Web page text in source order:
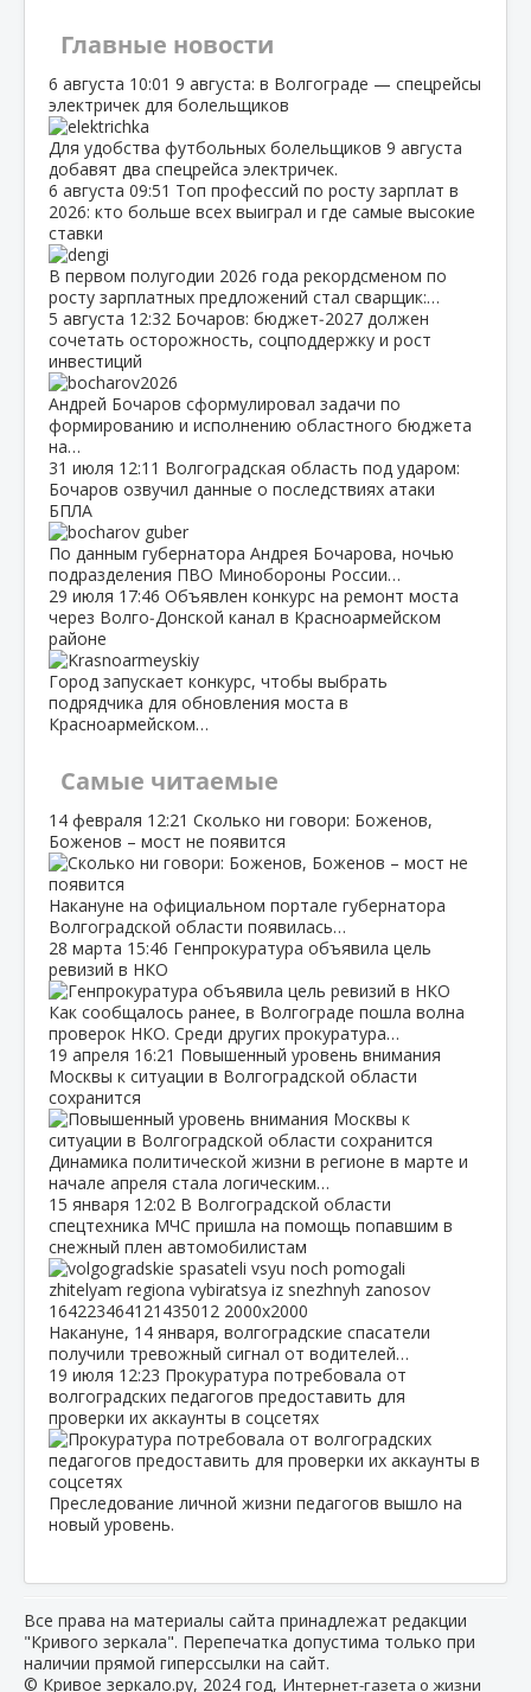
Главные новости
6 августа 10:01 9 августа: в Волгограде — спецрейсы
электричек для болельщиков
Для удобства футбольных болельщиков 9 августа
добавят два спецрейса электричек.
6 августа 09:51 Топ профессий по росту зарплат в
2026: кто больше всех выиграл и где самые высокие
ставки
В первом полугодии 2026 года рекордсменом по
росту зарплатных предложений стал сварщик:…
5 августа 12:32 Бочаров: бюджет‑2027 должен
сочетать осторожность, соцподдержку и рост
инвестиций
Андрей Бочаров сформулировал задачи по
формированию и исполнению областного бюджета
на…
31 июля 12:11 Волгоградская область под ударом:
Бочаров озвучил данные о последствиях атаки
БПЛА
По данным губернатора Андрея Бочарова, ночью
подразделения ПВО Минобороны России…
29 июля 17:46 Объявлен конкурс на ремонт моста
через Волго‑Донской канал в Красноармейском
районе
Город запускает конкурс, чтобы выбрать
подрядчика для обновления моста в
Красноармейском…
Самые читаемые
14 февраля 12:21 Сколько ни говори: Боженов,
Боженов – мост не появится
Накануне на официальном портале губернатора
Волгоградской области появилась…
28 марта 15:46 Генпрокуратура объявила цель
ревизий в НКО
Как сообщалось ранее, в Волгограде пошла волна
проверок НКО. Среди других прокуратура…
19 апреля 16:21 Повышенный уровень внимания
Москвы к ситуации в Волгоградской области
сохранится
Динамика политической жизни в регионе в марте и
начале апреля стала логическим…
15 января 12:02 В Волгоградской области
спецтехника МЧС пришла на помощь попавшим в
снежный плен автомобилистам
Накануне, 14 января, волгоградские спасатели
получили тревожный сигнал от водителей…
19 июля 12:23 Прокуратура потребовала от
волгоградских педагогов предоставить для
проверки их аккаунты в соцсетях
Преследование личной жизни педагогов вышло на
новый уровень.
Все права на материалы сайта принадлежат редакции
"Кривого зеркала". Перепечатка допустима только при
наличии прямой гиперссылки на сайт.
© Кривое зеркало.ру, 2024 год, Интернет-газета о жизни